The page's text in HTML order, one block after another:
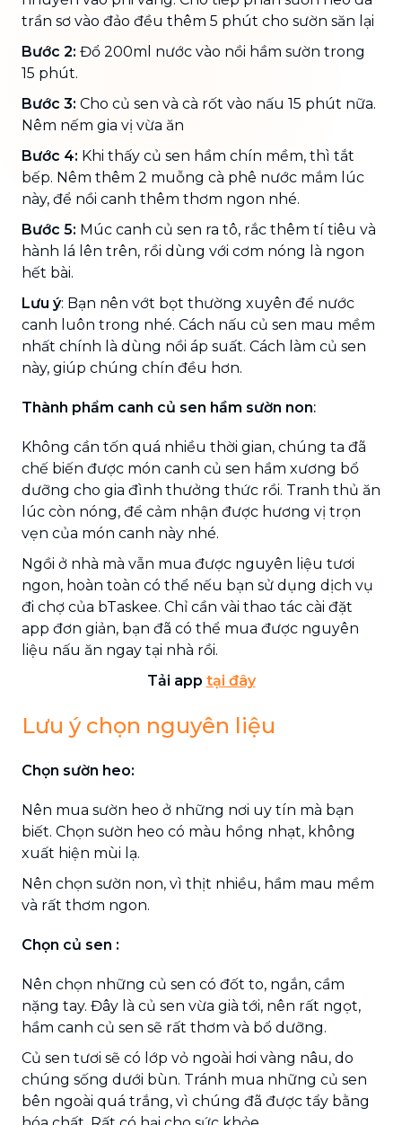
trần sơ vào đảo đều thêm 5 phút cho sườn săn lại
Bước 2: Đổ 200ml nước vào nồi hầm sườn trong
15 phút.
Bước 3: Cho củ sen và cà rốt vào nấu 15 phút nữa.
Nêm nếm gia vị vừa ăn
Bước 4: Khi thấy củ sen hầm chín mềm, thì tắt
bếp. Nêm thêm 2 muỗng cà phê nước mắm lúc
này, để nồi canh thêm thơm ngon nhé.
Bước 5: Múc canh củ sen ra tô, rắc thêm tí tiêu và
hành lá lên trên, rồi dùng với cơm nóng là ngon
hết bài.
Lưu ý: Bạn nên vớt bọt thường xuyên để nước
canh luôn trong nhé. Cách nấu củ sen mau mềm
nhất chính là dùng nồi áp suất. Cách làm củ sen
này, giúp chúng chín đều hơn.
Thành phẩm canh củ sen hầm sườn non:
Không cần tốn quá nhiều thời gian, chúng ta đã
chế biến được món canh củ sen hầm xương bổ
dưỡng cho gia đình thưởng thức rồi. Tranh thủ ăn
lúc còn nóng, để cảm nhận được hương vị trọn
vẹn của món canh này nhé.
Ngồi ở nhà mà vẫn mua được nguyên liệu tươi
ngon, hoàn toàn có thể nếu bạn sử dụng dịch vụ
đi chợ của bTaskee. Chỉ cần vài thao tác cài đặt
app đơn giản, bạn đã có thể mua được nguyên
liệu nấu ăn ngay tại nhà rồi.
Tải app tại đây
Lưu ý chọn nguyên liệu
Chọn sườn heo:
Nên mua sườn heo ở những nơi uy tín mà bạn
biết. Chọn sườn heo có màu hồng nhạt, không
xuất hiện mùi lạ.
Nên chọn sườn non, vì thịt nhiều, hầm mau mềm
và rất thơm ngon.
Chọn củ sen :
Nên chọn những củ sen có đốt to, ngắn, cầm
nặng tay. Đây là củ sen vừa già tới, nên rất ngọt,
hầm canh củ sen sẽ rất thơm và bổ dưỡng.
Củ sen tươi sẽ có lớp vỏ ngoài hơi vàng nâu, do
chúng sống dưới bùn. Tránh mua những củ sen
bên ngoài quá trắng, vì chúng đã được tẩy bằng